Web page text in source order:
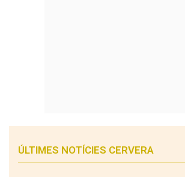
ÚLTIMES NOTÍCIES CERVERA